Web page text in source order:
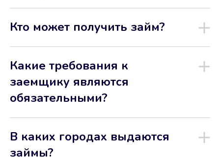
Кто может получить займ?
Какие требования к
заемщику являются
обязательными?
В каких городах выдаются
займы?